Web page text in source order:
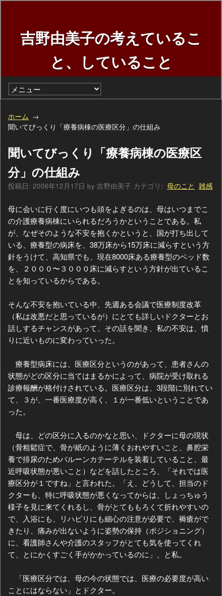
吉野由美子の考えているこ
と、していること
ホーム
聞いてびっくり「療養病棟の医療区分」の仕組み
聞いてびっくり「療養病棟の医療区
分」の仕組み
投稿日: 2006年12月17日 by 吉野由美子 カテゴリ: 母のこと 雑感
母に会いに行く度にいつも頭をよぎるのは、母はいつまでこ
の介護療養病棟にいられるだろうかということである。私
が、なぜそのような不安を抱くかというと、国が打ち出して
いる、療養型の病床を、38万床から15万床に減らすという方
針をうけて、高知県でも、現在8000床ある療養型のベッド数
を、２０００〜３０００床に減らすという方針が出ているこ
とを知っているからである。
そんな不安を抱いている中、先週ある会議で医療制度改革
（私は改悪だと思っているが）にとても詳しいドクターとお
話しするチャンスがあって、その話を聞き、私の不安は、憤
りに近いものに変わっていった。
療養型病床には、医療区分というのがあって、患者さんの
状態がどの区分に当てはまるかによって、病院が受け取れる
診療報酬が格付けされている。医療区分は、3段階に別れてい
て、３が、一番医療度が高く、１が一番低いということであ
った。
母は、どの区分に入るのかなと思い、ドクターに母の現状
（骨粗鬆症で、骨が紙のように薄くおれやすいこと、鼻腔栄
養で排尿のためバルーンカテーテルを装着していること、最
近呼吸状態が悪いこと）などを話したところ、「それでは医
療区分が１ですね」と言われた。「え、どうして、担当のド
クターも、特に呼吸状態が悪くなってからは、しょっちゅう
様子を見に来てくれるし、骨がとてももろくて折れやすいの
で、入浴にも、リハビリにも細心の注意が必要で、褥瘡がで
きたり、痛みが出ないように姿勢の保持（ポジショニング）
に、看護師さんや介護のスタッフがとても気を使ってくれ
て、とにかくすごく手がかかっているのに」、と私。
「医療区分では、母の今の状態では、医療の必要度が高い
ことにはならない」とドクター。